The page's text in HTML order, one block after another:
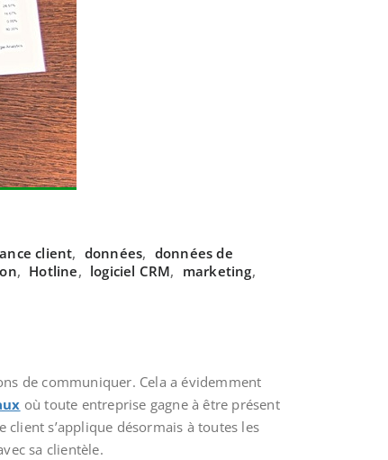
client, données, données de
, Hotline, logiciel CRM, marketing,
de communiquer. Cela a évidemment
où toute entreprise gagne à être présent
s’applique désormais à toutes les
sa clientèle.